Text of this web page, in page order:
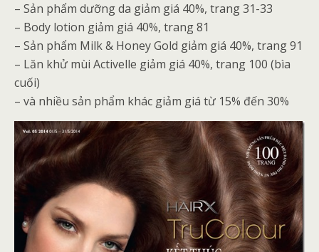
– Sản phẩm dưỡng da giảm giá 40%, trang 31-33
– Body lotion giảm giá 40%, trang 81
– Sản phẩm Milk & Honey Gold giảm giá 40%, trang 91
– Lăn khử mùi Activelle giảm giá 40%, trang 100 (bìa
cuối)
– và nhiều sản phẩm khác giảm giá từ 15% đến 30%